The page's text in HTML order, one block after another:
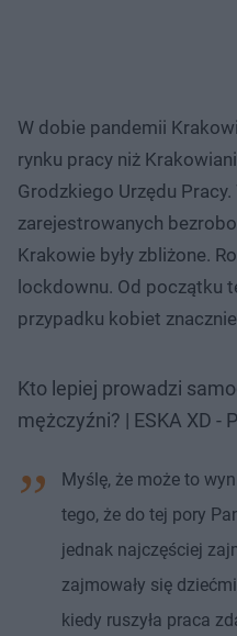
W dobie pandemii
rynku pracy niż
Grodzkiego Urzędu
zarejestrowanych
Krakowie były zbliżone.
lockdownu. Od początku
przypadku kobiet
Kto lepiej prowadzi
mężczyźni? | ESKA XD -
Myślę, że może to
tego, że do tej pory
jednak najczęściej
zajmowały się
kiedy ruszyła praca